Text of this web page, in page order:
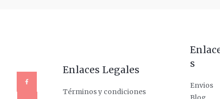
Enlaces Legales
Términos y condiciones
s
Envios